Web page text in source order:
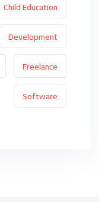
Child Education
Development
Freelance
Software